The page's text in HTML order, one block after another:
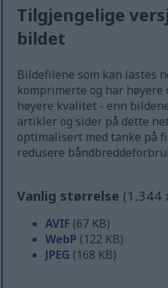
Tilgjengelige
bildet
Bildefilene som kan lastes
komprimerte og har høyere
høyere kvalitet - enn
artikler og sider på dette
optimalisert med tanke på
redusere
Vanlig størrelse (1,344
AVIF (67 KB)
WebP (122 KB)
JPEG (168 KB)